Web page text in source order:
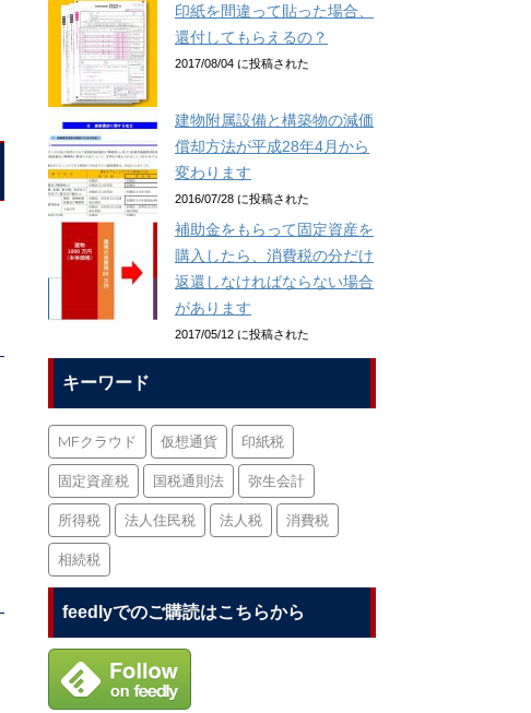
印紙を間違って貼った場合、
還付してもらえるの？
2017/08/04 に投稿された
建物附属設備と構築物の減価
償却方法が平成28年4月から
変わります
2016/07/28 に投稿された
補助金をもらって固定資産を
購入したら、消費税の分だけ
返還しなければならない場合
があります
2017/05/12 に投稿された
キーワード
MFクラウド 仮想通貨 印紙税
固定資産税 国税通則法 弥生会計
所得税 法人住民税 法人税 消費税
相続税
feedlyでのご購読はこちらから